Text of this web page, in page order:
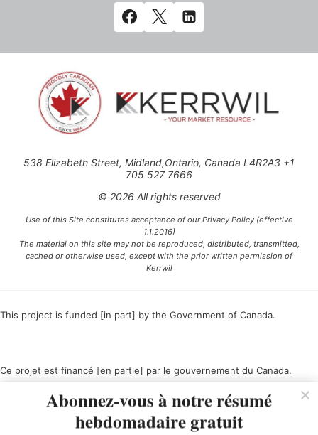
538 Elizabeth Street, Midland,Ontario, Canada L4R2A3 +1
705 527 7666
© 2026 All rights reserved
Use of this Site constitutes acceptance of our Privacy Policy (effective
1.1.2016)
The material on this site may not be reproduced, distributed, transmitted,
cached or otherwise used, except with the prior written permission of
Kerrwil
This project is funded [in part] by the Government of Canada.
Ce projet est financé [en partie] par le gouvernement du Canada.
Abonnez-vous à notre résumé
hebdomadaire gratuit